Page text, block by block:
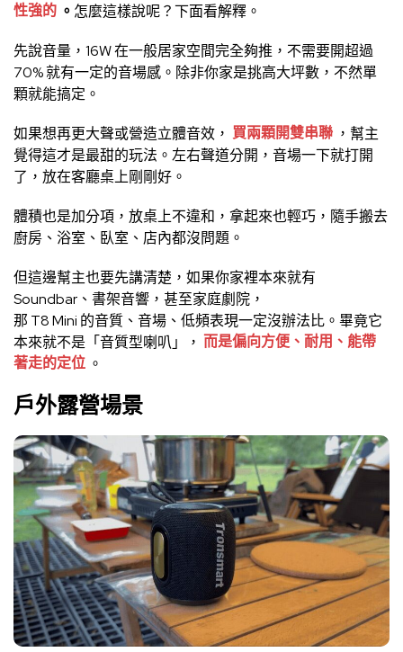
性強的 。 怎麼這樣說呢？下面看解釋。
先說音量，16W 在一般居家空間完全夠推，不需要開超過
70% 就有一定的音場感。除非你家是挑高大坪數，不然單
顆就能搞定。
如果想再更大聲或營造立體音效， 買兩顆開雙串聯 ，幫主
覺得這才是最甜的玩法。左右聲道分開，音場一下就打開
了，放在客廳桌上剛剛好。
體積也是加分項，放桌上不違和，拿起來也輕巧，隨手搬去
廚房、浴室、臥室、店內都沒問題。
但這邊幫主也要先講清楚，如果你家裡本來就有
Soundbar、書架音響，甚至家庭劇院，
那 T8 Mini 的音質、音場、低頻表現一定沒辦法比。畢竟它
本來就不是「音質型喇叭」， 而是偏向方便、耐用、能帶
著走的定位 。
戶外露營場景